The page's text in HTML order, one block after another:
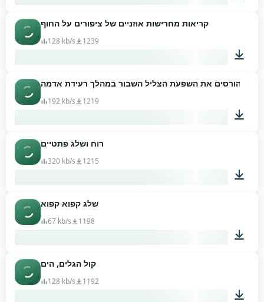
קריאות מחרישות אוזניים של ציפורים על החוף
128 kb/s 1239
01:35
192 kb/s
1219
רוח ושלג פתטיים
320 kb/s 1215
שלג קפוא קפוא
67 kb/s 1198
קול הגלים, הים
128 kb/s 1192